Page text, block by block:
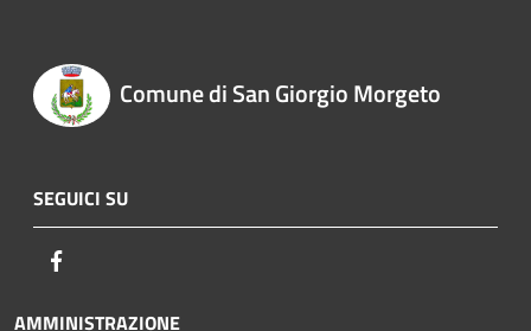
Comune di San Giorgio Morgeto
SEGUICI SU
AMMINISTRAZIONE